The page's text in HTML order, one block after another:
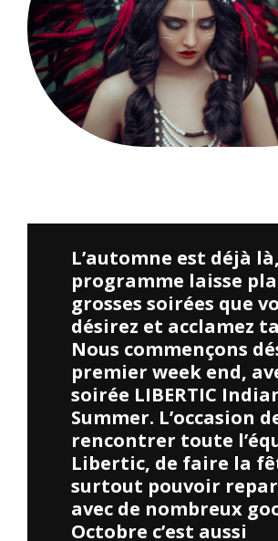
L’automne est déjà
programme laisse
grosses soirées que
désirez et acclamez
Nous commençons
premier week end,
soirée LIBERTIC
Summer. L’occasion
rencontrer toute
Libertic, de faire la
surtout pouvoir
avec de nombreux
Octobre c’est aussi